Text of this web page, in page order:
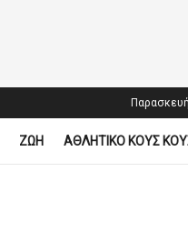
ΖΩΗ ΑΘΛΗΤΙΚΟ ΚΟΥΣ